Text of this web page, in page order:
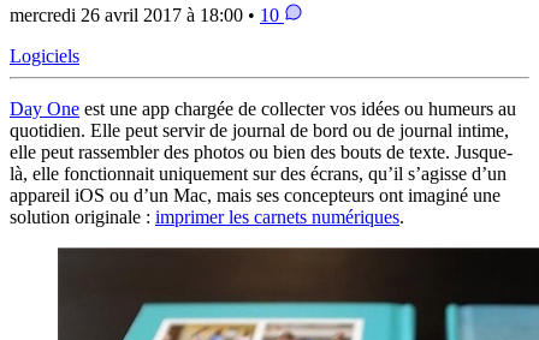
mercredi 26 avril 2017 à 18:00 • 10
Logiciels
Day One est une app chargée de collecter vos idées ou humeurs au
quotidien. Elle peut servir de journal de bord ou de journal intime,
elle peut rassembler des photos ou bien des bouts de texte. Jusque-
là, elle fonctionnait uniquement sur des écrans, qu’il s’agisse d’un
appareil iOS ou d’un Mac, mais ses concepteurs ont imaginé une
solution originale : imprimer les carnets numériques.